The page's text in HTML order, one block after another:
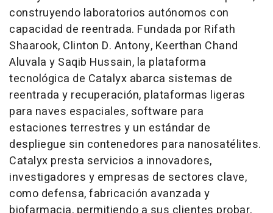
construyendo laboratorios autónomos con
capacidad de reentrada. Fundada por Rifath
Shaarook, Clinton D. Antony, Keerthan Chand
Aluvala y Saqib Hussain, la plataforma
tecnológica de Catalyx abarca sistemas de
reentrada y recuperación, plataformas ligeras
para naves espaciales, software para
estaciones terrestres y un estándar de
despliegue sin contenedores para nanosatélites.
Catalyx presta servicios a innovadores,
investigadores y empresas de sectores clave,
como defensa, fabricación avanzada y